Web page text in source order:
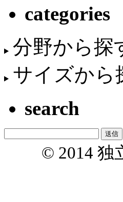
categories
分野から探
サイズから
search
© 2014 独